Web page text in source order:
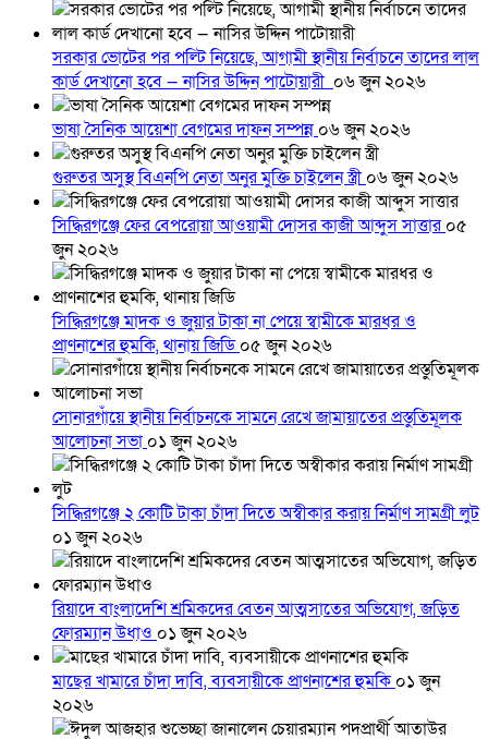
সরকার ভোটের পর পল্টি নিয়েছে, আগামী স্থানীয় নির্বাচনে তাদের লাল
কার্ড দেখানো হবে — নাসির উদ্দিন পাটোয়ারী ০৬ জুন ২০২৬
ভাষা সৈনিক আয়েশা বেগমের দাফন সম্পন্ন ০৬ জুন ২০২৬
গুরুতর অসুস্থ বিএনপি নেতা অনুর মুক্তি চাইলেন স্ত্রী০৬ জুন ২০২৬
সিদ্ধিরগঞ্জে ফের বেপরোয়া আওয়ামী দোসর কাজী আব্দুস সাত্তার০৫
জুন ২০২৬
সিদ্ধিরগঞ্জে মাদক ও জুয়ার টাকা না পেয়ে স্বামীকে মারধর ও
প্রাণনাশের হুমকি, থানায় জিডি০৫ জুন ২০২৬
সোনারগাঁয়ে স্থানীয় নির্বাচনকে সামনে রেখে জামায়াতের প্রস্তুতিমূলক
আলোচনা সভা ০১ জুন ২০২৬
সিদ্ধিরগঞ্জে ২ কোটি টাকা চাঁদা দিতে অস্বীকার করায় নির্মাণ সামগ্রী লুট
০১ জুন ২০২৬
রিয়াদে বাংলাদেশি শ্রমিকদের বেতন আত্মসাতের অভিযোগ, জড়িত
ফোরম্যান উধাও ০১ জুন ২০২৬
মাছের খামারে চাঁদা দাবি, ব্যবসায়ীকে প্রাণনাশের হুমকি ০১ জুন
২০২৬